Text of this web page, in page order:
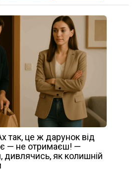
так, це ж дарунок від
— не отримаєш! —
дивлячись, як колишній